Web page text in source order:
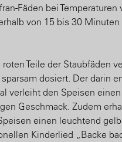
Fäden bei Temperaturen
von 15 bis 30
Teile der Staubfäden
dosiert. Der darin
verleiht den Speisen
Geschmack. Zudem
einen leuchtend
Kinderlied „Backe